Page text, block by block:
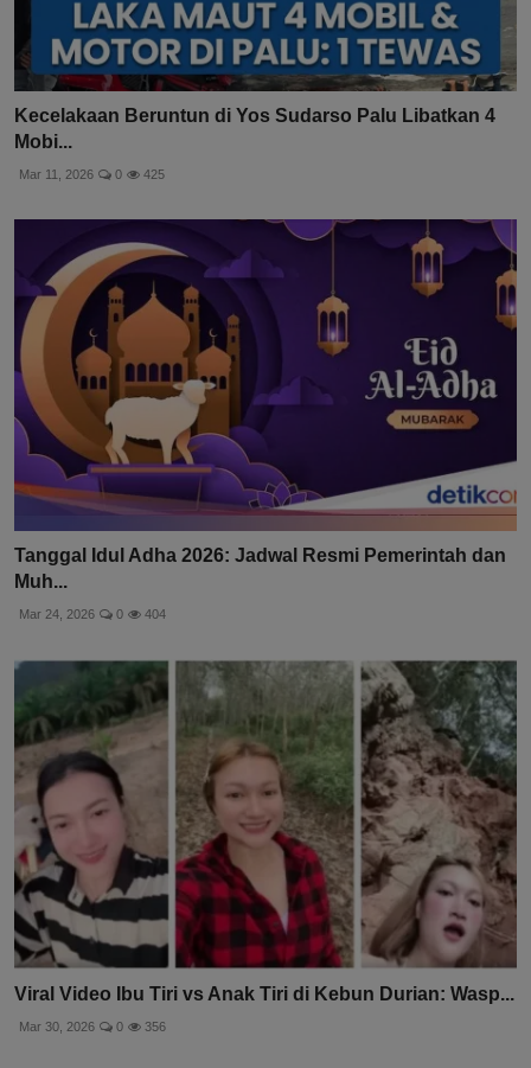
Kecelakaan Beruntun di Yos Sudarso Palu Libatkan 4
Mobi...
Mar 11, 2026 0 425
Tanggal Idul Adha 2026: Jadwal Resmi Pemerintah dan
Muh...
Mar 24, 2026 0 404
Viral Video Ibu Tiri vs Anak Tiri di Kebun Durian: Wasp...
Mar 30, 2026 0 356